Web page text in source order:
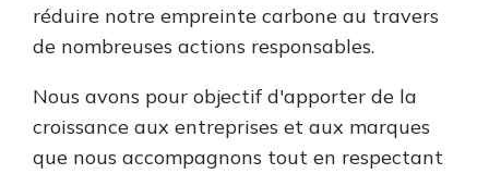
réduire notre empreinte carbone au travers
de nombreuses actions responsables.
Nous avons pour objectif d'apporter de la
croissance aux entreprises et aux marques
que nous accompagnons tout en respectant